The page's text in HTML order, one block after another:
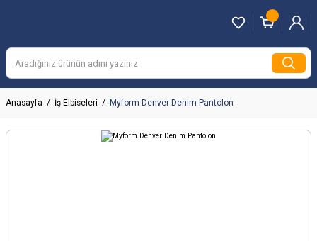
Anasayfa İş Elbiseleri Myform Denver Denim Pantolon